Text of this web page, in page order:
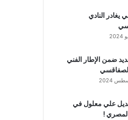
يغادر النادي
ضمن الإطار الفني
علي معلول في
!